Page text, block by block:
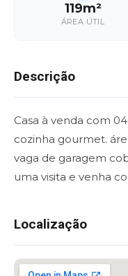
119m²
ÁREA ÚTIL
Descrição
Casa à venda com
cozinha gourmet.
vaga de garagem
uma visita e venha
Localização